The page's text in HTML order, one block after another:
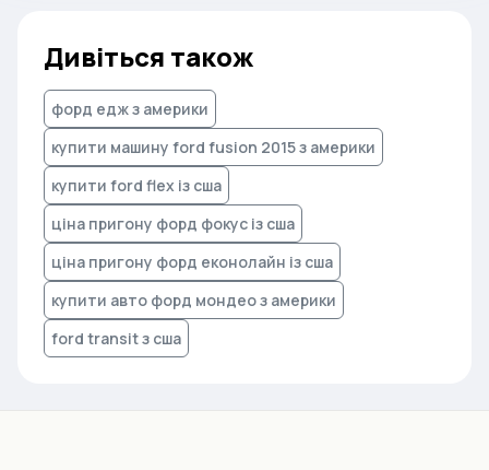
Дивіться також
форд едж з америки
купити машину ford fusion 2015 з америки
купити ford flex із сша
ціна пригону форд фокус із сша
ціна пригону форд еконолайн із сша
купити авто форд мондео з америки
ford transit з сша